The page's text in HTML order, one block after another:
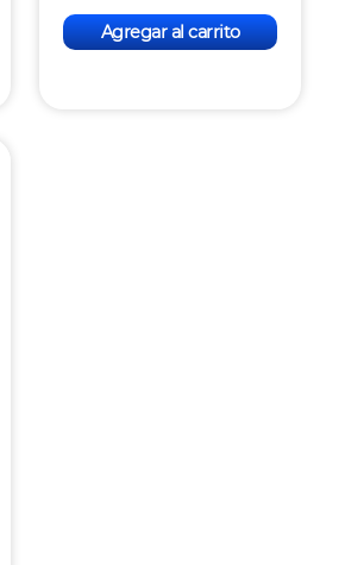
Agregar al carrito